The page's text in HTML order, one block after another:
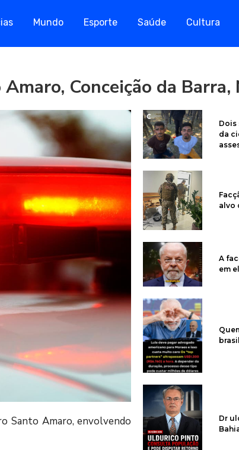
Mundo Esporte Saúde Cultura
Conceição da Barra,
Santo Amaro, envolvendo
Dois
da
alvo
A
em
Dr